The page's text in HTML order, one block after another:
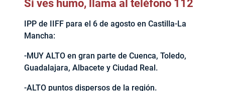
Si ves humo, llama al teléfono 112
IPP de IIFF para el 6 de agosto en Castilla-La
Mancha:
-MUY ALTO en gran parte de Cuenca, Toledo,
Guadalajara, Albacete y Ciudad Real.
-ALTO puntos dispersos de la región.